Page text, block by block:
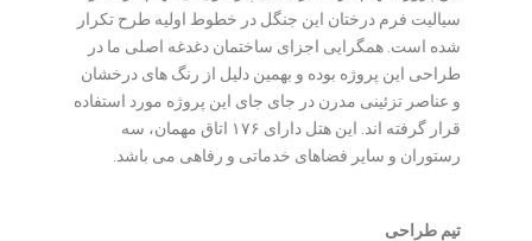
سیالیت فرم درختان این جنگل در خطوط اولیه طرح تکرار
شده است. همگرایی اجزای ساختمان دغدغه اصلی ما در
طراحی این پروژه بوده و بهمین دلیل از رنگ های درخشان
و عناصر تزئینی مدرن در جای جای این پروژه مورد استفاده
قرار گرفته اند. این هتل دارای ۱۷۶ اتاق مهمان، سه
رستوران و سایر فضاهای خدماتی و رفاهی می باشد.
تیم طراحی